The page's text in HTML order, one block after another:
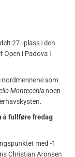
27.-plass i den
Open i Padova i
nordmennene som
Montecchia noen
å fullføre fredag
med -1
Christian Aronsen